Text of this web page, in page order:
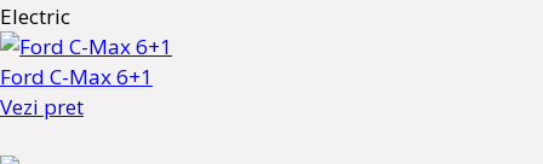
Electric
Ford C-Max 6+1
Vezi pret